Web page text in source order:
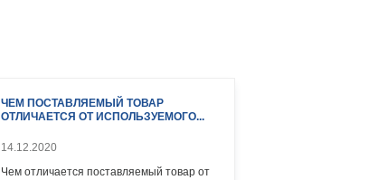
ЧЕМ ПОСТАВЛЯЕМЫЙ ТОВАР
ОТЛИЧАЕТСЯ ОТ ИСПОЛЬЗУЕМОГО...
14.12.2020
Чем отличается поставляемый товар от